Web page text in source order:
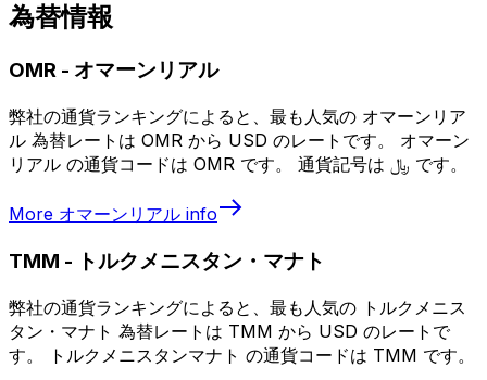
為替情報
OMR - オマーンリアル
弊社の通貨ランキングによると、最も人気の オマーンリア
ル 為替レートは OMR から USD のレートです。 オマーン
リアル の通貨コードは OMR です。 通貨記号は ﷼ です。
More オマーンリアル info
TMM - トルクメニスタン・マナト
弊社の通貨ランキングによると、最も人気の トルクメニス
タン・マナト 為替レートは TMM から USD のレートで
す。 トルクメニスタンマナト の通貨コードは TMM です。